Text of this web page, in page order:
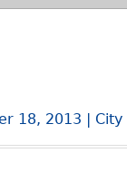
18, 2013 |